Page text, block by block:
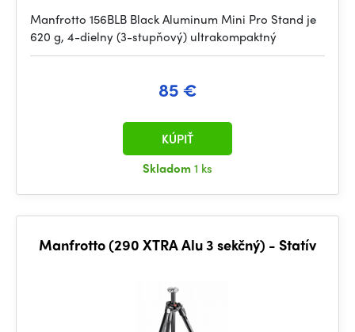
Manfrotto 156BLB Black Aluminum Mini Pro Stand je
620 g, 4-dielny (3-stupňový) ultrakompaktný
85 €
Skladom1 ks
KÚPIŤ
Manfrotto (290 XTRA Alu 3 sekčný) - Statív